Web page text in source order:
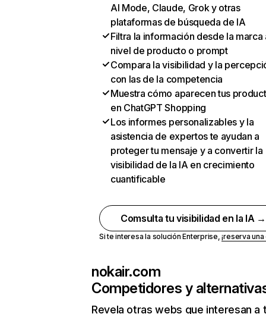
AI Mode, Claude, Grok y otras
plataformas de búsqueda de IA
Filtra la información desde la marca
nivel de producto o prompt
Compara la visibilidad y la
con las de la competencia
Muestra cómo aparecen tus
en ChatGPT Shopping
Los informes personalizables y la
asistencia de expertos te ayudan a
proteger tu mensaje y a convertir la
visibilidad de la IA en crecimiento
cuantificable
Comsulta tu visibilidad en la IA →
Si te interesa la solución Enterprise,¡reserva
nokair.com
Competidores y
Revela otras webs que interesan a